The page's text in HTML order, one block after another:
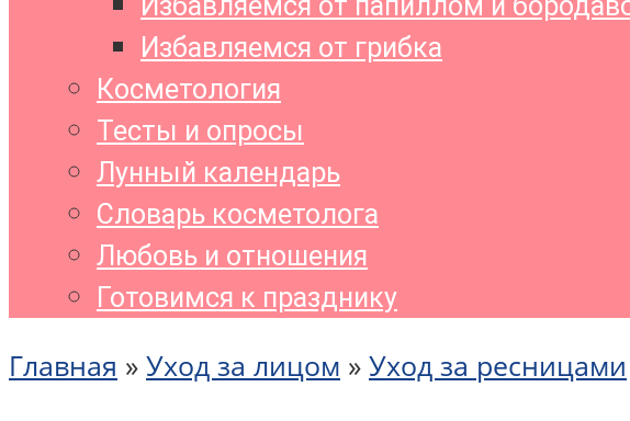
Избавляемся от грибка
Косметология
Тесты и опросы
Лунный календарь
Словарь косметолога
Любовь и отношения
Готовимся к празднику
Главная » Уход за лицом » Уход за ресницами